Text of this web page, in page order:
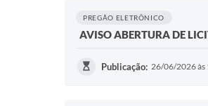
PREGÃO ELETRÔNICO
AVISO ABERTURA DE
Publicação: 26/06/2026 às